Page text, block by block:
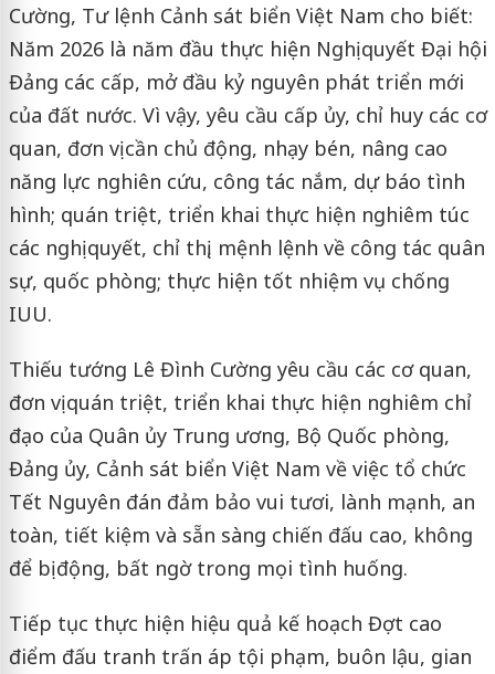
Cường, Tư lệnh Cảnh sát biển Việt Nam cho biết:
Năm 2026 là năm đầu thực hiện Nghị quyết Đại hội
Đảng các cấp, mở đầu kỷ nguyên phát triển mới
của đất nước. Vì vậy, yêu cầu cấp ủy, chỉ huy các cơ
quan, đơn vị cần chủ động, nhạy bén, nâng cao
năng lực nghiên cứu, công tác nắm, dự báo tình
hình; quán triệt, triển khai thực hiện nghiêm túc
các nghị quyết, chỉ thị, mệnh lệnh về công tác quân
sự, quốc phòng; thực hiện tốt nhiệm vụ chống
IUU.
Thiếu tướng Lê Đình Cường yêu cầu các cơ quan,
đơn vị quán triệt, triển khai thực hiện nghiêm chỉ
đạo của Quân ủy Trung ương, Bộ Quốc phòng,
Đảng ủy, Cảnh sát biển Việt Nam về việc tổ chức
Tết Nguyên đán đảm bảo vui tươi, lành mạnh, an
toàn, tiết kiệm và sẵn sàng chiến đấu cao, không
để bị động, bất ngờ trong mọi tình huống.
Tiếp tục thực hiện hiệu quả kế hoạch Đợt cao
điểm đấu tranh trấn áp tội phạm, buôn lậu, gian